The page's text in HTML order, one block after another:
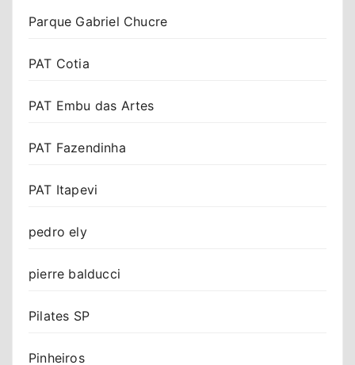
Parque Gabriel Chucre
PAT Cotia
PAT Embu das Artes
PAT Fazendinha
PAT Itapevi
pedro ely
pierre balducci
Pilates SP
Pinheiros